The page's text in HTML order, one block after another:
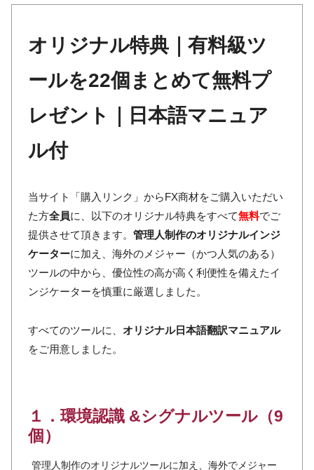
オリジナル特典｜有料級ツ
ールを22個まとめて無料プ
レゼント｜日本語マニュア
ル付
当サイト「購入リンク」からFX商材をご購入いただい
た方全員に、以下のオリジナル特典をすべて無料でご
提供させて頂きます。 管理人制作のオリジナルインジ
ケーターに加え、海外のメジャー（かつ人気のある）
ツールの中から、優位性の高が高く利便性を備えたイ
ンジケーターを慎重に厳選しました。
すべてのツールに、 オリジナル日本語翻訳マニュアル
をご用意しました。
１．環境認識 &シグナルツール（9
個）
管理人制作のオリジナルツールに加え、海外でメジャー